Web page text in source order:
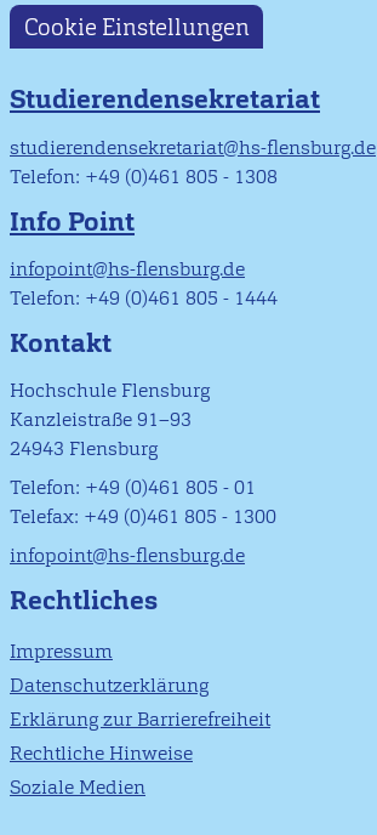
Cookie Einstellungen
Studierendensekretariat
studierendensekretariat@hs-flensburg.de
Telefon: +49 (0)461 805 - 1308
Info Point
infopoint@hs-flensburg.de
Telefon: +49 (0)461 805 - 1444
Kontakt
Hochschule Flensburg
Kanzleistraße 91–93
24943 Flensburg
Telefon: +49 (0)461 805 - 01
Telefax: +49 (0)461 805 - 1300
infopoint@hs-flensburg.de
Rechtliches
Impressum
Datenschutzerklärung
Erklärung zur Barrierefreiheit
Rechtliche Hinweise
Soziale Medien